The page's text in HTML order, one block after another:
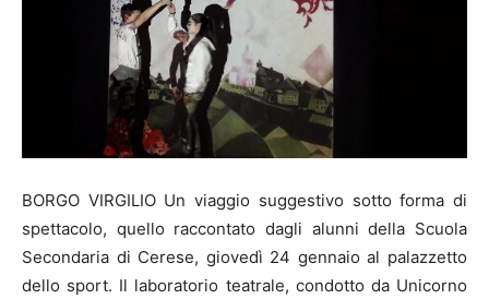
BORGO VIRGILIO Un viaggio suggestivo sotto forma di
spettacolo, quello raccontato dagli alunni della Scuola
Secondaria di Cerese, giovedì 24 gennaio al palazzetto
dello sport. Il laboratorio teatrale, condotto da Unicorno